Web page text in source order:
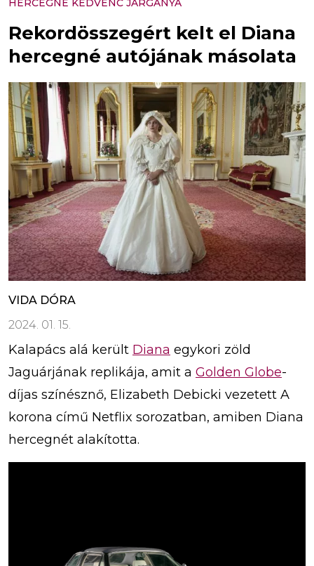
HERCEGNÉ KEDVENC JÁRGÁNYA
Rekordösszegért kelt el Diana
hercegné autójának másolata
VIDA DÓRA
2024. 01. 15.
Kalapács alá került Diana egykori zöld
Jaguárjának replikája, amit a Golden Globe-
díjas színésznő, Elizabeth Debicki vezetett A
korona című Netflix sorozatban, amiben Diana
hercegnét alakította.